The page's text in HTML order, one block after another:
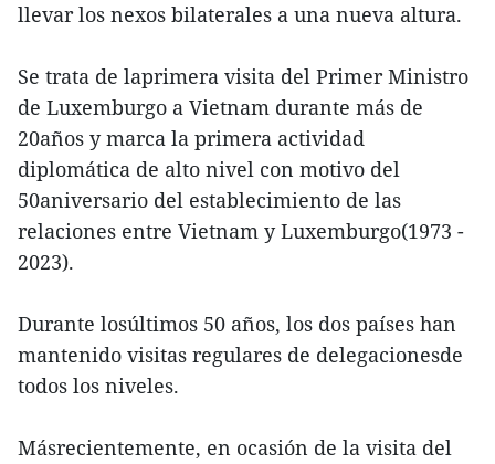
llevar los nexos bilaterales a una nueva altura.
Se trata de laprimera visita del Primer Ministro
de Luxemburgo a Vietnam durante más de
20años y marca la primera actividad
diplomática de alto nivel con motivo del
50aniversario del establecimiento de las
relaciones entre Vietnam y Luxemburgo(1973 -
2023).
Durante losúltimos 50 años, los dos países han
mantenido visitas regulares de delegacionesde
todos los niveles.
Másrecientemente, en ocasión de la visita del